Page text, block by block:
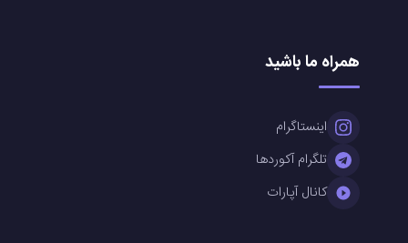
همراه ما باشید
اینستاگرام
تلگرام آکوردها
کانال آپارات